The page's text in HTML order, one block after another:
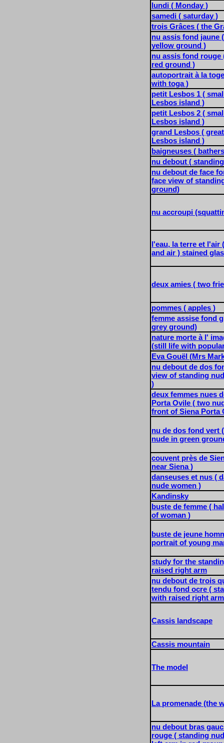
lundi ( Monday )
samedi ( saturday )
trois Grâces ( the
nu assis fond jaune
yellow ground )
nu assis fond rouge
red ground )
autoportrait à la
with toga )
petit Lesbos 1 (
Lesbos island )
petit Lesbos 2 (
Lesbos island )
grand Lesbos (
Lesbos island )
baigneuses (
nu debout (
nu debout de face
face view of
ground)
nu accroupi
l'eau, la terre et l'air
and air ) stained
deux amies ( two
pommes ( apples )
femme assise fond
grey ground)
nature morte à l'
(still life with
Eva Gouël (Mrs
nu debout de dos
view of standing
)
deux femmes nues
Porta Ovile ( two
front of Siena Porta
nu de dos fond vert
nude in green
couvent près de
near Siena )
danseuses et nus (
nude women )
Kandinsky
buste de femme (
of woman )
buste de jeune
portrait of young
study for the
raised right arm
nu debout de trois
tendu fond ocre (
with raised right
Cassis landscape
Cassis mountain
The model
La promenade (the
nu debout bras
rouge ( standing